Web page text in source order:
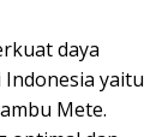
daya
yaitu
Mete.